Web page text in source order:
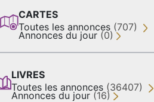
CARTES
Toutes les annonces (707)
Annonces du jour (0)
LIVRES
Toutes les annonces (36407)
Annonces du jour (16)